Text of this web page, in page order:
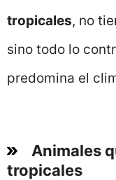
tropicales, no
sino todo lo
predomina el
Animales
tropicales